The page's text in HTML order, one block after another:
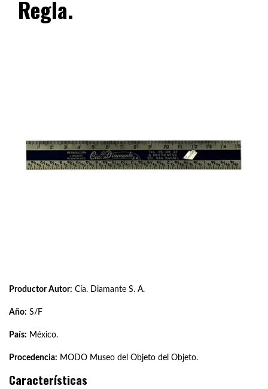
Regla.
Productor Autor: Cía. Diamante S. A.
Año: S/F
País: México.
Procedencia: MODO Museo del Objeto del Objeto.
Características